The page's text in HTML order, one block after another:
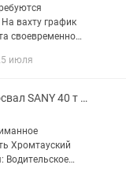
вахту график
своевременно
от 240000 до
июля
Водитель на самосвал SANY 40 т с прицепом на вахту 20/10
Хромтауский